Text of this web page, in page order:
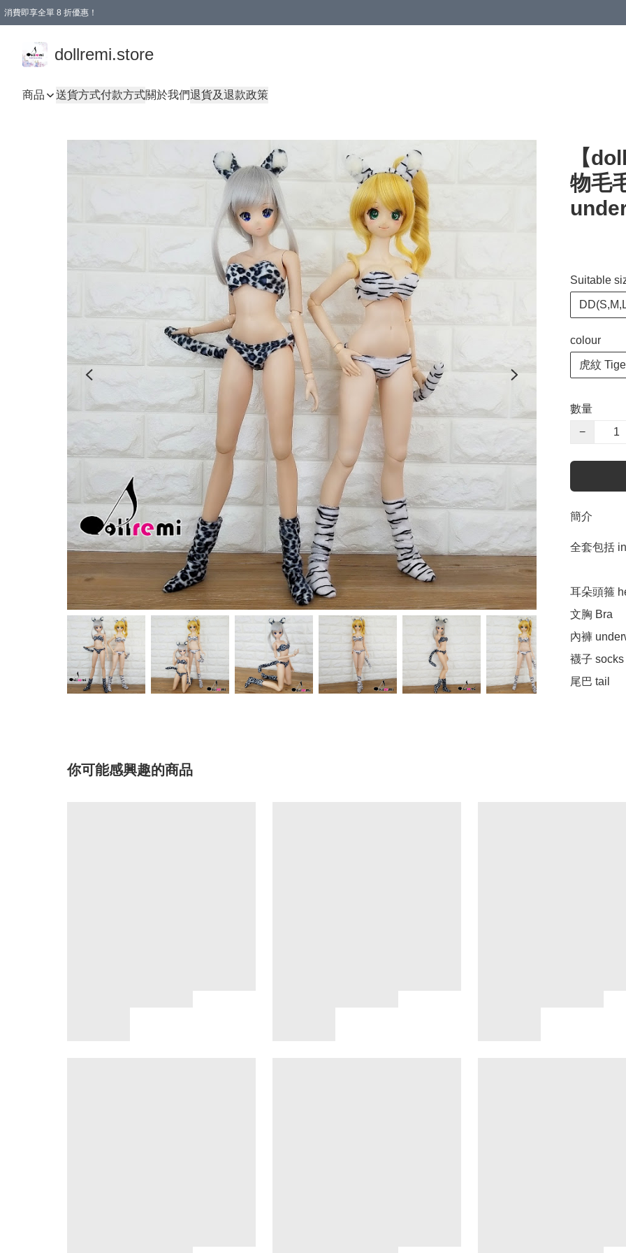
消費即享全單 8 折優惠！
dollremi.store
商品 送貨方式付款方式關於我們退貨及退款政策
【
物毛
Suitable
colour
虎紋
數量
−
簡介
全套包括
耳朵頭箍
文胸 Bra
內褲
襪子 socks
尾巴 tail
你可能感興趣的商品